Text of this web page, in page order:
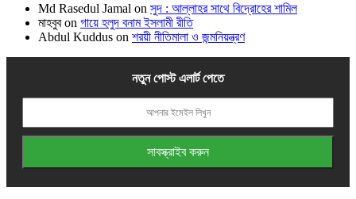
Md Rasedul Jamal on সুদ : আল্লাহর সাথে বিদ্রোহের শামিল
মাহবুবon গায়ে হলুদ বনাম ইসলামী রীতি
Abdul Kuddus on শরয়ী নীতিমালা ও জন্মনিয়ন্ত্রণ
নতুন পোস্ট এলার্ট পেতে